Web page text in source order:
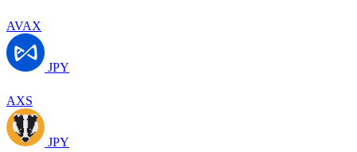
AVAX
JPY
AXS
JPY